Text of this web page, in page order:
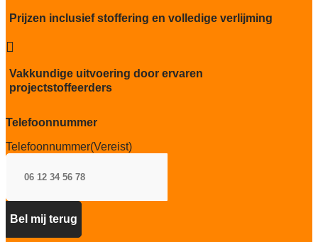
Prijzen inclusief stoffering en volledige verlijming

Vakkundige uitvoering door ervaren
projectstoffeerders
Telefoonnummer
Telefoonnummer(Vereist)